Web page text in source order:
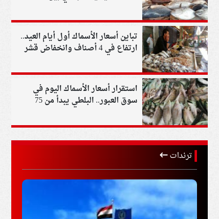
تباين أسعار الأسماك أول أيام العيد..
ارتفاع في 4 أصناف وانخفاض قشر
استقرار أسعار الأسماك اليوم في
سوق العبور.. البلطي يبدأ من 75
ترندات